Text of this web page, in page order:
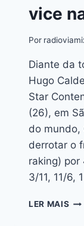
vice
Por
Diante da
Hugo
Star
(26), em
do mundo,
derrotar o
raking) por
3/11, 11/6,
LER MAIS